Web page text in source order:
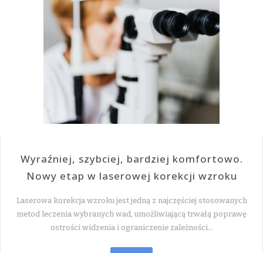
Wyraźniej, szybciej, bardziej komfortowo.
Nowy etap w laserowej korekcji wzroku
Laserowa korekcja wzroku jest jedną z najczęściej stosowanych
metod leczenia wybranych wad, umożliwiającą trwałą poprawę
ostrości widzenia i ograniczenie zależności…